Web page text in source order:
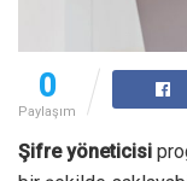
0
Paylaşım
Şifre yöneticisi